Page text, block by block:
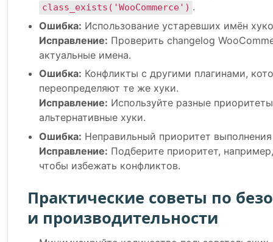
class_exists('WooCommerce') .
Ошибка: Использование устаревших имён
Исправление: Проверить changelog
актуальные имена.
Ошибка: Конфликты с другими плагинами,
переопределяют те же хуки.
Исправление: Используйте разные
альтернативные хуки.
Ошибка: Неправильный приоритет выполнения
Исправление: Подберите приоритет,
чтобы избежать конфликтов.
Практические советы по
и производительности